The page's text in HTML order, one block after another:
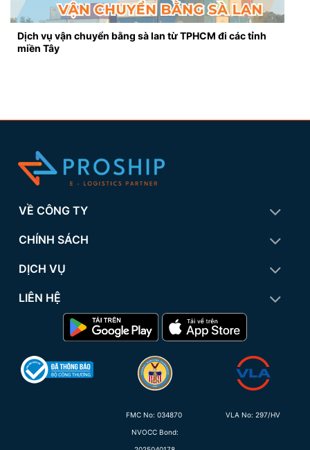
Dịch vụ vận chuyển bằng sà lan từ TPHCM đi các tỉnh
miền Tây
VỀ CÔNG TY
CHÍNH SÁCH
DỊCH VỤ
LIÊN HỆ
FMC No: 034870
NVOCC Bond:
VLA No: 297/HV